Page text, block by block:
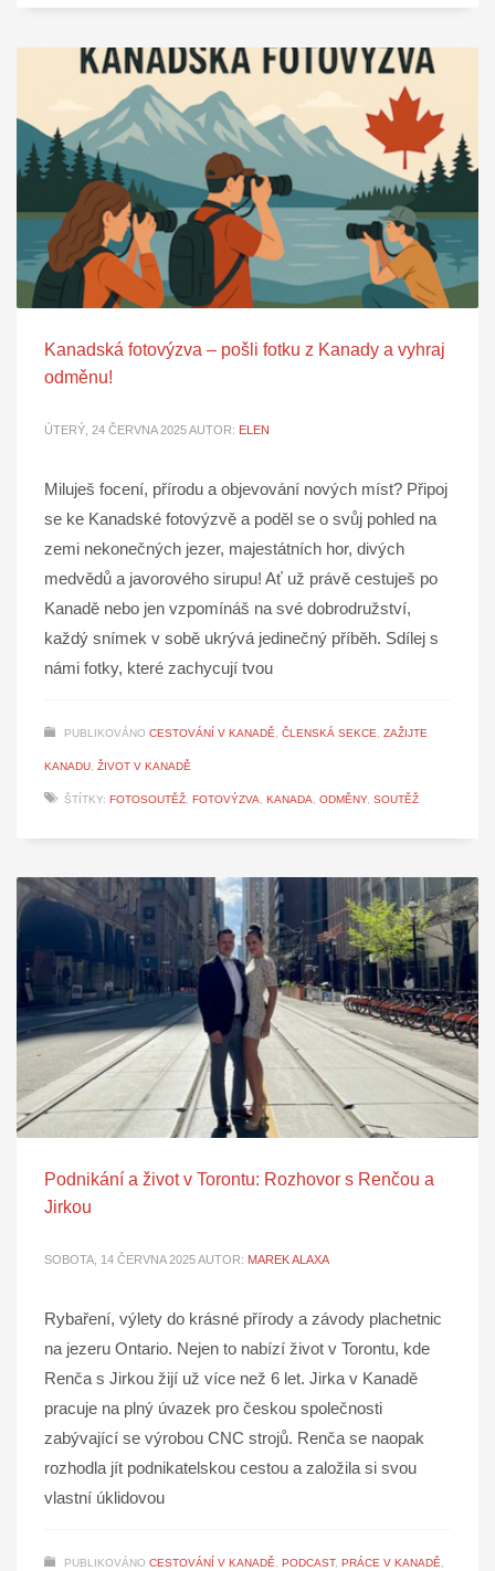
Kanadská fotovýzva – pošli fotku z Kanady a vyhraj
odměnu!
ÚTERÝ, 24 ČERVNA 2025AUTOR: ELEN
Miluješ focení, přírodu a objevování nových míst? Připoj
se ke Kanadské fotovýzvě a poděl se o svůj pohled na
zemi nekonečných jezer, majestátních hor, divých
medvědů a javorového sirupu! Ať už právě cestuješ po
Kanadě nebo jen vzpomínáš na své dobrodružství,
každý snímek v sobě ukrývá jedinečný příběh. Sdílej s
námi fotky, které zachycují tvou
PUBLIKOVÁNO CESTOVÁNÍ V KANADĚ, ČLENSKÁ SEKCE, ZAŽIJTE
KANADU, ŽIVOT V KANADĚ
ŠTÍTKY: FOTOSOUTĚŽ, FOTOVÝZVA, KANADA, ODMĚNY, SOUTĚŽ
Podnikání a život v Torontu: Rozhovor s Renčou a
Jirkou
SOBOTA, 14 ČERVNA 2025AUTOR: MAREK ALAXA
Rybaření, výlety do krásné přírody a závody plachetnic
na jezeru Ontario. Nejen to nabízí život v Torontu, kde
Renča s Jirkou žijí už více než 6 let. Jirka v Kanadě
pracuje na plný úvazek pro českou společnosti
zabývající se výrobou CNC strojů. Renča se naopak
rozhodla jít podnikatelskou cestou a založila si svou
vlastní úklidovou
PUBLIKOVÁNO CESTOVÁNÍ V KANADĚ, PODCAST, PRÁCE V KANADĚ,